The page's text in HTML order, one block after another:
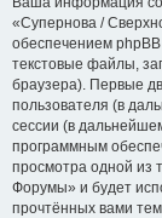
«Супернова /
обеспечением
текстовые файлы,
браузера). Первые
пользователя (в
сессии (в
программным
просмотра одной из
Форумы» и будет
прочтённых вами